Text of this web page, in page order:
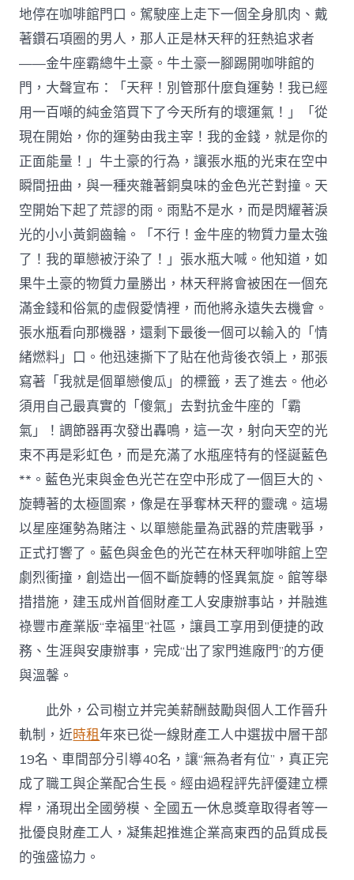
地停在咖啡館門口。駕駛座上走下一個全身肌肉、戴
著鑽石項圈的男人，那人正是林天秤的狂熱追求者
——金牛座霸總牛土豪。牛土豪一腳踢開咖啡館的
門，大聲宣布：「天秤！別管那什麼負運勢！我已經
用一百噸的純金箔買下了今天所有的壞運氣！」「從
現在開始，你的運勢由我主宰！我的金錢，就是你的
正面能量！」牛土豪的行為，讓張水瓶的光束在空中
瞬間扭曲，與一種夾雜著銅臭味的金色光芒對撞。天
空開始下起了荒謬的雨。雨點不是水，而是閃耀著淚
光的小小黃銅齒輪。「不行！金牛座的物質力量太強
了！我的單戀被汙染了！」張水瓶大喊。他知道，如
果牛土豪的物質力量勝出，林天秤將會被困在一個充
滿金錢和俗氣的虛假愛情裡，而他將永遠失去機會。
張水瓶看向那機器，還剩下最後一個可以輸入的「情
緒燃料」口。他迅速撕下了貼在他背後衣領上，那張
寫著「我就是個單戀傻瓜」的標籤，丟了進去。他必
須用自己最真實的「傻氣」去對抗金牛座的「霸
氣」！調節器再次發出轟鳴，這一次，射向天空的光
束不再是彩虹色，而是充滿了水瓶座特有的怪誕藍色
**。藍色光束與金色光芒在空中形成了一個巨大的、
旋轉著的太極圖案，像是在爭奪林天秤的靈魂。這場
以星座運勢為賭注、以單戀能量為武器的荒唐戰爭，
正式打響了。藍色與金色的光芒在林天秤咖啡館上空
劇烈衝撞，創造出一個不斷旋轉的怪異氣旋。館等舉
措措施，建玉成州首個財產工人安康辦事站，并融進
祿豐市產業版“幸福里”社區，讓員工享用到便捷的政
務、生涯與安康辦事，完成“出了家門進廠門”的方便
與溫馨。
此外，公司樹立并完美薪酬鼓勵與個人工作晉升
軌制，近時租年來已從一線財產工人中選拔中層干部
19名、車間部分引導40名，讓“無為者有位”，真正完
成了職工與企業配合生長。經由過程評先評優建立標
桿，涌現出全國勞模、全國五一休息獎章取得者等一
批優良財產工人，凝集起推進企業高東西的品質成長
的強盛協力。